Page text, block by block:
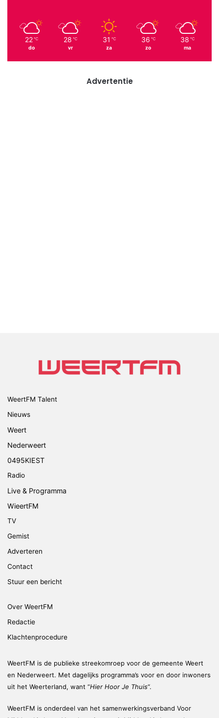
22 ℃
do
28 ℃
vr
31 ℃
za
36 ℃
zo
38 ℃
ma
Advertentie
WeertFM Talent
Nieuws
Weert
Nederweert
0495KIEST
Radio
Live & Programma
WieertFM
TV
Gemist
Adverteren
Contact
Stuur een bericht
Over WeertFM
Redactie
Klachtenprocedure
WeertFM is de publieke streekomroep voor de gemeente Weert
en Nederweert. Met dagelijks programma’s voor en door inwoners
uit het Weerterland, want “Hier Hoor Je Thuis“.
WeertFM is onderdeel van het samenwerkingsverband Voor